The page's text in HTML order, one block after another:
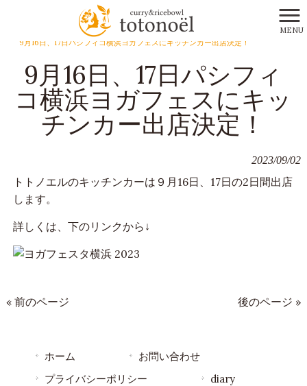
MENU
> お知らせ
>
9月16日、17日パシフィコ横浜ヨガフェスにキッチンカー出店決定！
9月16日、17日パシフィ
コ横浜ヨガフェスにキッ
チンカー出店決定！
2023/09/02
トトノエルのキッチンカーは９月16日、17日の2日間出店
します。
詳しくは、下のリンクから↓
« 前のページ 後のページ »
ホーム
お問い合わせ
プライバシーポリシー
diary